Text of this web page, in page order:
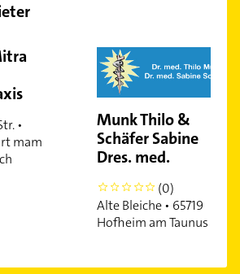
•
mam
Munk Thilo &
Schäfer Sabine
Dres. med.
0
(0)
Alte Bleiche • 65719
Hofheim am Taunus